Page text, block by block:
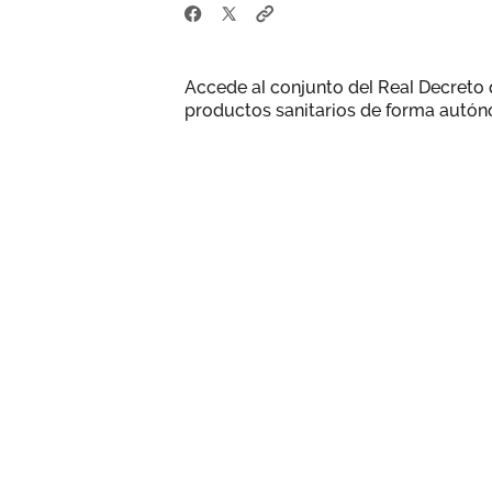
Accede al conjunto del Real
productos sanitarios de forma